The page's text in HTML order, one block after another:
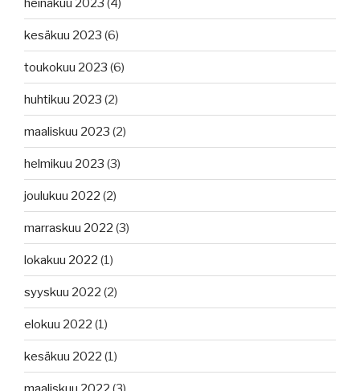
heinäkuu 2023 (4)
kesäkuu 2023 (6)
toukokuu 2023 (6)
huhtikuu 2023 (2)
maaliskuu 2023 (2)
helmikuu 2023 (3)
joulukuu 2022 (2)
marraskuu 2022 (3)
lokakuu 2022 (1)
syyskuu 2022 (2)
elokuu 2022 (1)
kesäkuu 2022 (1)